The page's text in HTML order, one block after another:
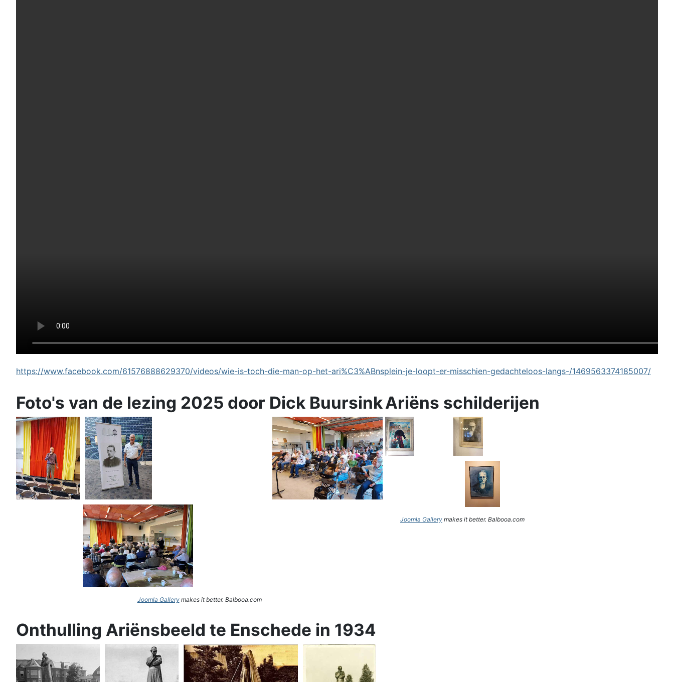
https://www.facebook.com/61576888629370/videos/wie-is-toch-die-man-op-het-ari%C3%ABnsplein-je-loopt-er-misschien-gedachteloos-langs-/1469563374185007/
Foto's van de lezing 2025 door Dick Buursink
Joomla Gallerymakes it better. Balbooa.com
Ariëns schilderijen
Joomla Gallery makes it better. Balbooa.com
Onthulling Ariënsbeeld te Enschede in 1934